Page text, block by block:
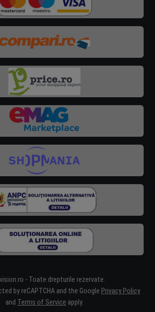
- Toate drepturile rezervate.
by reCAPTCHA and the Google Privacy Policy
and Terms of Service apply.